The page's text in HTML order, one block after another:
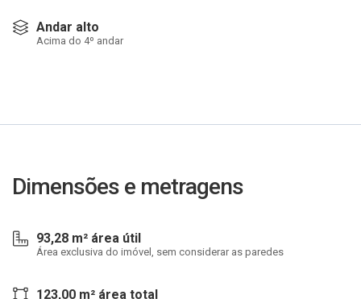
Andar alto
Acima do 4º andar
Dimensões e metragens
93,28 m² área útil
Área exclusiva do imóvel, sem considerar as paredes
123,00 m² área total